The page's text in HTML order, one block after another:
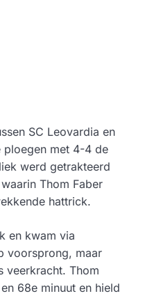
SC Leovardia en
ploegen met 4-4 de
werd getrakteerd
Thom Faber
hattrick.
en kwam via
voorsprong, maar
veerkracht. Thom
68e minuut en hield